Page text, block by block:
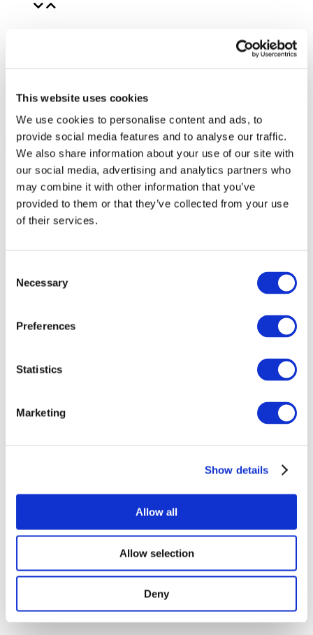
This website uses cookies
We use cookies to personalise content and ads, to
provide social media features and to analyse our traffic.
We also share information about your use of our site with
our social media, advertising and analytics partners who
may combine it with other information that you’ve
provided to them or that they’ve collected from your use
of their services.
Selection
Necessary
Preferences
Statistics
Marketing
Show details
Allow all
Allow selection
Deny
Événements
Concerts
Rock music
Without subgenre